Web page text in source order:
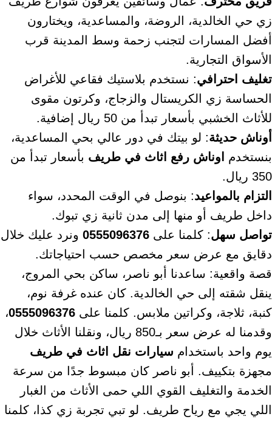
زي حي الخالدية، الروضة، والمساعدية، ويختارون
أفضل المسارات لتجنب زحمة وسط المدينة قرب
الأسواق التجارية.
تغليف احترافي: نستخدم بلاستيك فقاعي للأغراض
الحساسة زي الكريستال والزجاج، وكرتون مقوى
للأثاث الخشبي بأسعار تبدأ من 50 ريال إضافية.
أوناش حديثة: لو بيتك في دور عالي بحي المساعدية،
بنستخدم
اوناش رفع اثاث في طريف بأسعار تبدأ من
350 ريال.
التزام بالمواعيد: بنوصل في الوقت المحدد، سواء
داخل طريف أو منها إلى مدن ثانية زي تبوك.
تواصل سهل: كلمنا على 0555096376 ونرد عليك خلال
دقايق مع عرض سعر مخصص حسب احتياجاتك.
قصة واقعية: ساعدنا أبو ناصر، ساكن بحي المروج،
ينقل شقته إلى حي الخالدية. كان عنده غرفة نوم،
كنبة، ثلاجة، وكراتين ملابس. كلمنا على 0555096376،
وقدمنا له عرض سعر بـ850 ريال، ونقلنا الأثاث خلال
يوم واحد باستخدام سيارات نقل اثاث في طريف
مجهزة بتكييف. أبو ناصر كان مبسوط جدًا من سرعة
الخدمة والتغليف القوي اللي حمى الأثاث من الغبار
اللي يجي مع رياح طريف. لو تبي تجربة زي كذا، كلمنا